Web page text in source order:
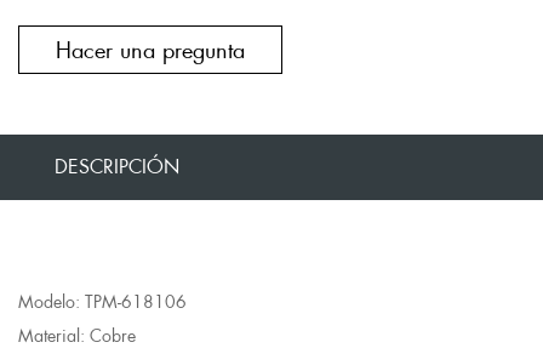
Hacer una pregunta
DESCRIPCIÓN
Modelo: TPM-618106
Material: Cobre